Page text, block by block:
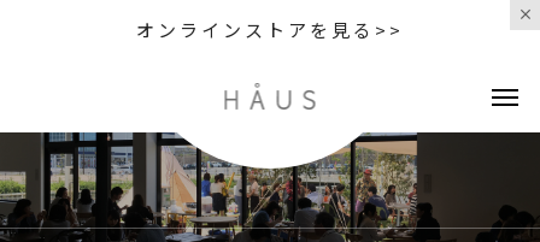
オンラインストアを見る>>